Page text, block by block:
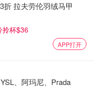
折 拉夫劳伦羽绒马甲
拎杯$36
APP打开
、阿玛尼、Prada